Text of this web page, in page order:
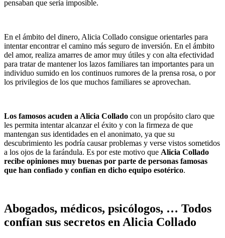
pensaban que sería imposible.
En el ámbito del dinero, Alicia Collado consigue orientarles para
intentar encontrar el camino más seguro de inversión. En el ámbito
del amor, realiza amarres de amor muy útiles y con alta efectividad
para tratar de mantener los lazos familiares tan importantes para un
individuo sumido en los continuos rumores de la prensa rosa, o por
los privilegios de los que muchos familiares se aprovechan.
Los famosos acuden a Alicia Collado con un propósito claro que
les permita intentar alcanzar el éxito y con la firmeza de que
mantengan sus identidades en el anonimato, ya que su
descubrimiento les podría causar problemas y verse vistos sometidos
a los ojos de la farándula. Es por este motivo que Alicia Collado
recibe opiniones muy buenas por parte de personas famosas
que han confiado y confían en dicho equipo esotérico.
Abogados, médicos, psicólogos, … Todos
confían sus secretos en Alicia Collado